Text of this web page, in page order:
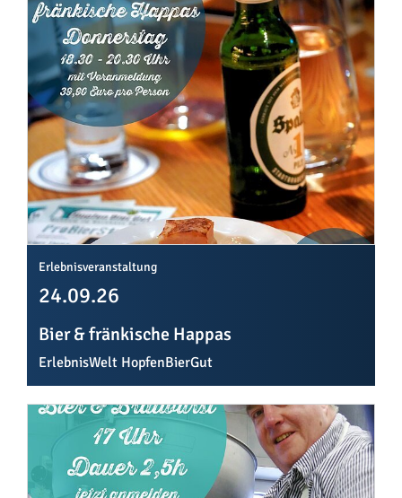
Erlebnisveranstaltung
24.09.26
Bier & fränkische Happas
ErlebnisWelt HopfenBierGut